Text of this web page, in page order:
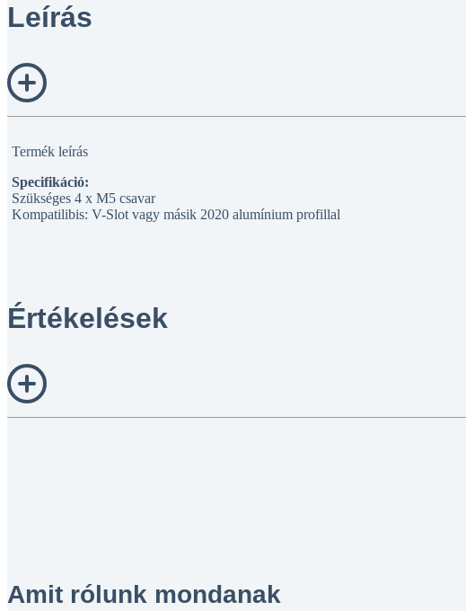
Leírás
Termék leírás
Specifikáció:
Szükséges 4 x M5 csavar
Kompatilibis: V-Slot vagy másik 2020 alumínium profillal
Értékelések
Amit rólunk mondanak